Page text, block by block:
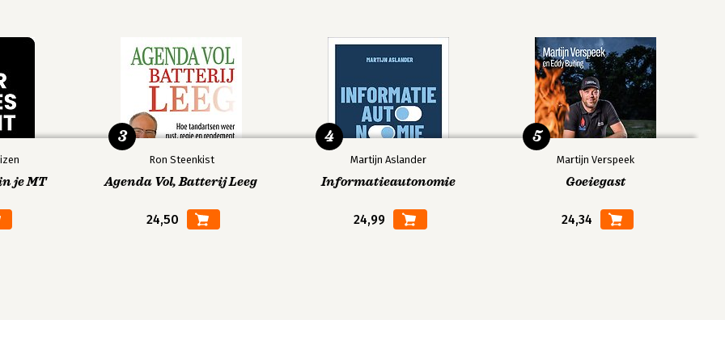
je MT
Ron Steenkist
Agenda Vol, Batterij Leeg
24,50
3
Martijn Aslander
Informatieautonomie
24,99
4
Martijn Verspeek
Goeiegast
24,34
5